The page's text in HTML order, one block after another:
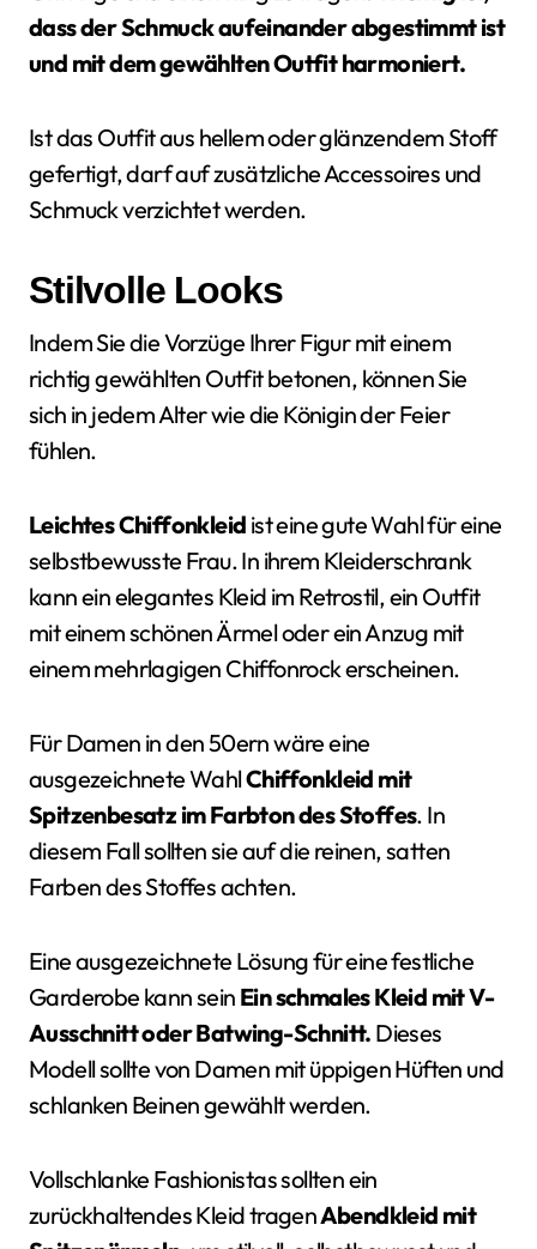
dass der Schmuck aufeinander abgestimmt ist
und mit dem gewählten Outfit harmoniert.
Ist das Outfit aus hellem oder glänzendem Stoff
gefertigt, darf auf zusätzliche Accessoires und
Schmuck verzichtet werden.
Stilvolle Looks
Indem Sie die Vorzüge Ihrer Figur mit einem
richtig gewählten Outfit betonen, können Sie
sich in jedem Alter wie die Königin der Feier
fühlen.
Leichtes Chiffonkleid ist eine gute Wahl für eine
selbstbewusste Frau. In ihrem Kleiderschrank
kann ein elegantes Kleid im Retrostil, ein Outfit
mit einem schönen Ärmel oder ein Anzug mit
einem mehrlagigen Chiffonrock erscheinen.
Für Damen in den 50ern wäre eine
ausgezeichnete WahlChiffonkleid mit
Spitzenbesatz im Farbton des Stoffes. In
diesem Fall sollten sie auf die reinen, satten
Farben des Stoffes achten.
Eine ausgezeichnete Lösung für eine festliche
Garderobe kann sein Ein schmales Kleid mit V-
Ausschnitt oder Batwing-Schnitt. Dieses
Modell sollte von Damen mit üppigen Hüften und
schlanken Beinen gewählt werden.
Vollschlanke Fashionistas sollten ein
zurückhaltendes Kleid tragenAbendkleid mit